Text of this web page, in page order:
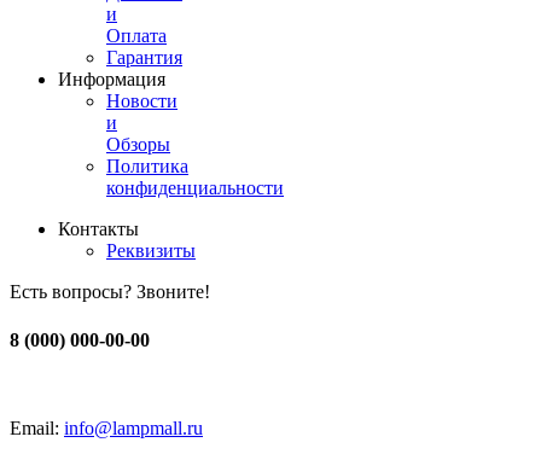
и
Оплата
Гарантия
Информация
Новости
и
Обзоры
Политика
конфиденциальности
Контакты
Реквизиты
Есть вопросы? Звоните!
8 (000) 000-00-00
Email: info@lampmall.ru